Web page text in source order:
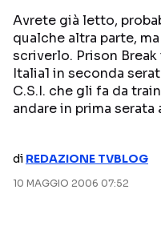
PROGRAMMI TV
PERSONAGGI TV
Streaming
AMAZON PRIME VIDEO
Avrete già letto,
qualche altra parte,
scriverlo. Prison
Italia1 in seconda
C.S.I. che gli fa da
andare in prima
di REDAZIONE TVBLOG
10 MAGGIO 2006 07:52